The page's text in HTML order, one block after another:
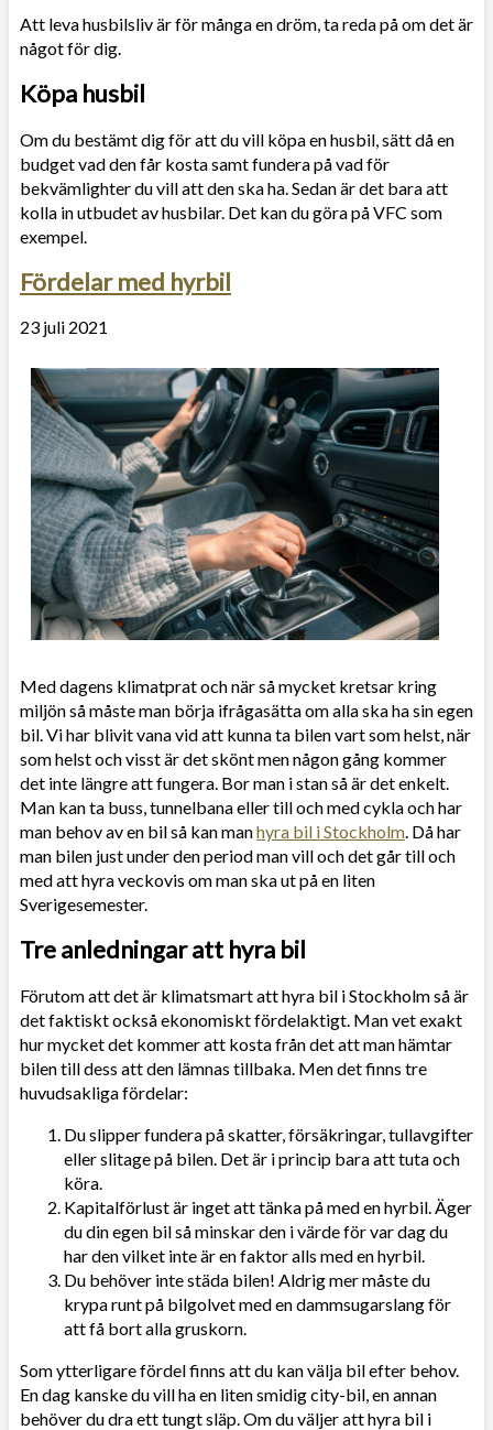
Att leva husbilsliv är för många en dröm, ta reda på om det är
något för dig.
Köpa husbil
Om du bestämt dig för att du vill köpa en husbil, sätt då en
budget vad den får kosta samt fundera på vad för
bekvämlighter du vill att den ska ha. Sedan är det bara att
kolla in utbudet av husbilar. Det kan du göra på VFC som
exempel.
Fördelar med hyrbil
23 juli 2021
Med dagens klimatprat och när så mycket kretsar kring
miljön så måste man börja ifrågasätta om alla ska ha sin egen
bil. Vi har blivit vana vid att kunna ta bilen vart som helst, när
som helst och visst är det skönt men någon gång kommer
det inte längre att fungera. Bor man i stan så är det enkelt.
Man kan ta buss, tunnelbana eller till och med cykla och har
man behov av en bil så kan manhyra bil i Stockholm. Då har
man bilen just under den period man vill och det går till och
med att hyra veckovis om man ska ut på en liten
Sverigesemester.
Tre anledningar att hyra bil
Förutom att det är klimatsmart att hyra bil i Stockholm så är
det faktiskt också ekonomiskt fördelaktigt. Man vet exakt
hur mycket det kommer att kosta från det att man hämtar
bilen till dess att den lämnas tillbaka. Men det finns tre
huvudsakliga fördelar:
Du slipper fundera på skatter, försäkringar, tullavgifter
eller slitage på bilen. Det är i princip bara att tuta och
köra.
Kapitalförlust är inget att tänka på med en hyrbil. Äger
du din egen bil så minskar den i värde för var dag du
har den vilket inte är en faktor alls med en hyrbil.
Du behöver inte städa bilen! Aldrig mer måste du
krypa runt på bilgolvet med en dammsugarslang för
att få bort alla gruskorn.
Som ytterligare fördel finns att du kan välja bil efter behov.
En dag kanske du vill ha en liten smidig city-bil, en annan
behöver du dra ett tungt släp. Om du väljer att hyra bil i